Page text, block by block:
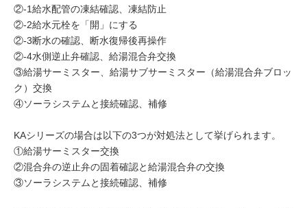
②-1給水配管の凍結確認、凍結防止
②-2給水元栓を「開」にする
②-3断水の確認、断水復帰後再操作
②-4水側逆止弁確認、給湯混合弁交換
③給湯サーミスター、給湯サブサーミスター（給湯混合弁ブロッ
ク）交換
④ソーラシステムと接続確認、補修
KAシリーズの場合は以下の3つが対処法として挙げられます。
①給湯サーミスター交換
②混合弁の逆止弁の固着確認と給湯混合弁の交換
③ソーラシステムと接続確認、補修